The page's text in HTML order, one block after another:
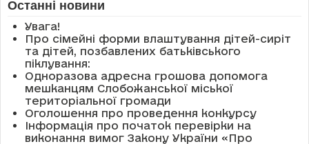
Останні новини
Увага!
Про сімейні форми влаштування дітей-сиріт
та дітей, позбавлених батьківського
піклування:
Одноразова адресна грошова допомога
мешканцям Слобожанської міської
територіальної громади
Оголошення про проведення конкурсу
Інформація про початок перевірки на
виконання вимог Закону України «Про